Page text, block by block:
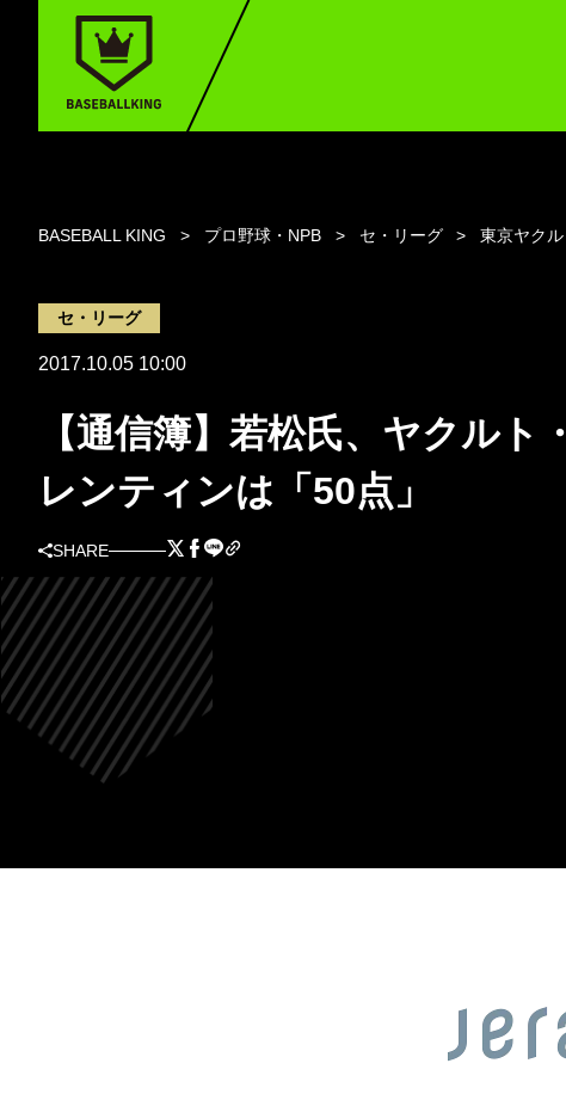
BASEBALL KING プロ野球・NPB セ・リーグ 東京ヤク
セ・リーグ
2017.10.05 10:00
【通信簿】若松氏、ヤクルト
レンティンは「50点」
SHARE